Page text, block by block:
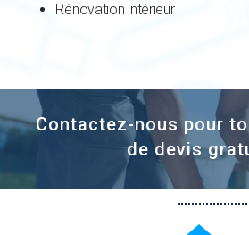
Rénovation intérieur
Contactez-nous pour
de devis